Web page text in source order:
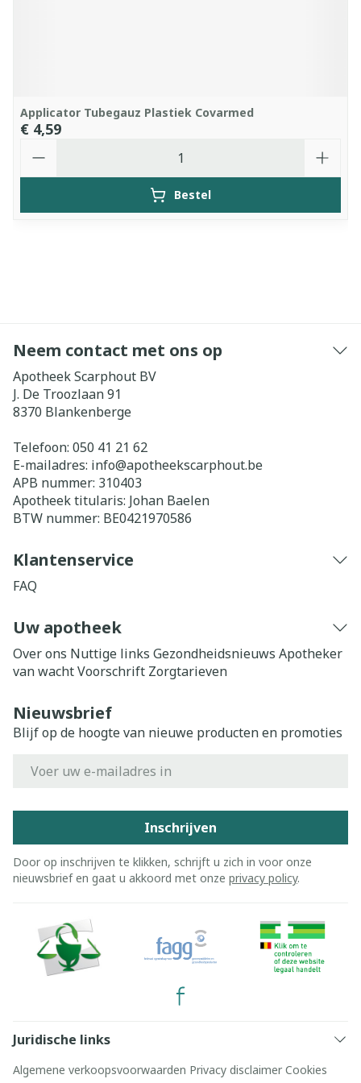
Applicator Tubegauz Plastiek Covarmed
€ 4,59
Bestel
Neem contact met ons op
Apotheek Scarphout BV
J. De Troozlaan 91
8370 Blankenberge
Telefoon: 050 41 21 62
E-mailadres: info@apotheekscarphout.be
APB nummer: 310403
Apotheek titularis: Johan Baelen
BTW nummer: BE0421970586
Klantenservice
FAQ
Uw apotheek
Over ons Nuttige links Gezondheidsnieuws Apotheker
van wachtVoorschrift Zorgtarieven
Nieuwsbrief
Blijf op de hoogte van nieuwe producten en promoties
Inschrijven
Door op inschrijven te klikken, schrijft u zich in voor onze
nieuwsbrief en gaat u akkoord met onze privacy policy.
Juridische links
Algemene verkoopsvoorwaarden Privacy disclaimer Cookies